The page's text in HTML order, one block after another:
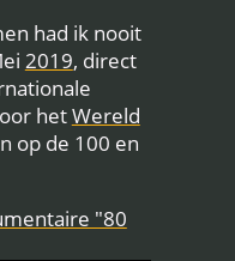
had ik nooit
2019, direct
hetWereld
op de 100 en
"80